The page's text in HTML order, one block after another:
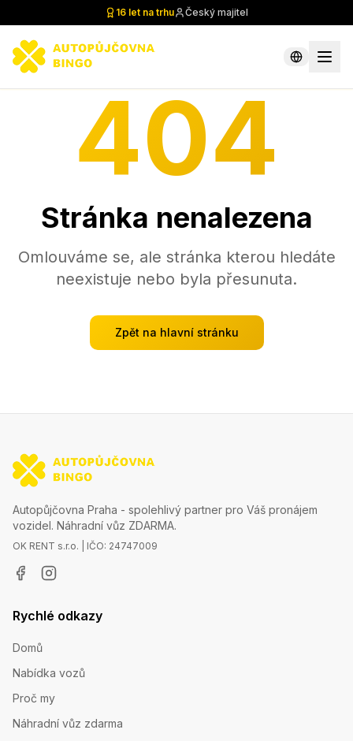
16 let na trhu Český majitel
404
Stránka nenalezena
Omlouváme se, ale stránka kterou hledáte
neexistuje nebo byla přesunuta.
Zpět na hlavní stránku
Autopůjčovna Praha - spolehlivý partner pro Váš pronájem
vozidel. Náhradní vůz ZDARMA.
OK RENT s.r.o. | IČO: 24747009
Rychlé odkazy
Domů
Nabídka vozů
Proč my
Náhradní vůz zdarma